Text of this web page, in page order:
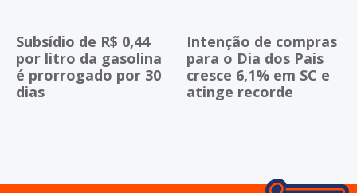
Subsídio de R$ 0,44
por litro da gasolina
é prorrogado por 30
dias
Intenção de compras
para o Dia dos Pais
cresce 6,1% em SC e
atinge recorde